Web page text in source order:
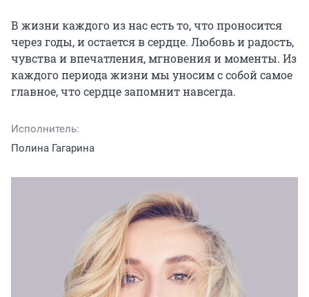
В жизни каждого из нас есть то, что проносится
через годы, и остается в сердце. Любовь и радость,
чувства и впечатления, мгновения и моменты. Из
каждого периода жизни мы уносим с собой самое
главное, что сердце запомнит навсегда.
Исполнитель:
Полина Гагарина